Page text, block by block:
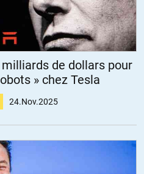
de dollars pour
» chez Tesla
24.Nov.2025